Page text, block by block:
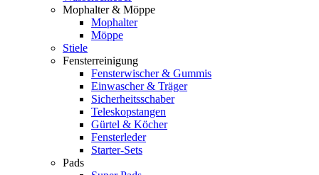
Mophalter & Möppe
Mophalter
Möppe
Stiele
Fensterreinigung
Fensterwischer & Gummis
Einwascher & Träger
Sicherheitsschaber
Teleskopstangen
Gürtel & Köcher
Fensterleder
Starter-Sets
Pads